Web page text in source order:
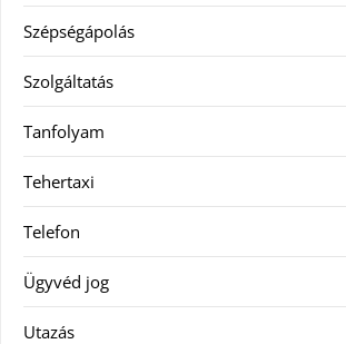
Szépségápolás
Szolgáltatás
Tanfolyam
Tehertaxi
Telefon
Ügyvéd jog
Utazás